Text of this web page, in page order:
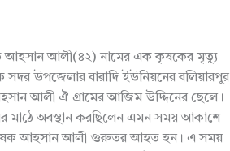
আহসান আলী(৪২) নামের এক কৃষকের মৃত্যু
সদর উপজেলার বারাদি ইউনিয়নের বলিয়ারপুর
আলী ঐ গ্রামের আজিম উদ্দিনের ছেলে।
মাঠে অবস্থান করছিলেন এমন সময় আকাশে
কৃষক আহসান আলী গুরুতর আহত হন। এ সময়